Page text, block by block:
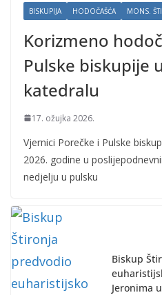
BISKUPIJA HODOČAŠĆA MONS.
Korizmeno
Pulske biskupije
katedralu
17. ožujka 2026.
Vjernici Porečke i Pulske
2026. godine u
nedjelju u pulsku
Biskup
Jeronima